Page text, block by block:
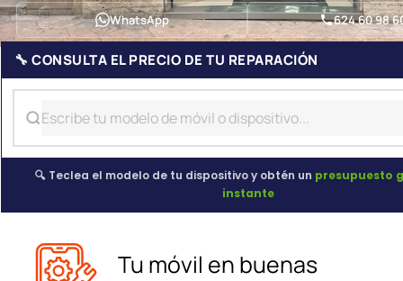
WhatsApp 624 60 98
🔧 CONSULTA EL PRECIO DE TU REPARACIÓN
🔍 Teclea el modelo de tu dispositivo y obtén un presupuesto
instante
Tu móvil en buenas